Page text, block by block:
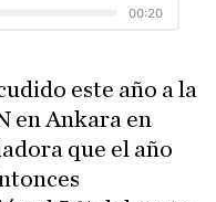
este año a la
en Ankara en
que el año